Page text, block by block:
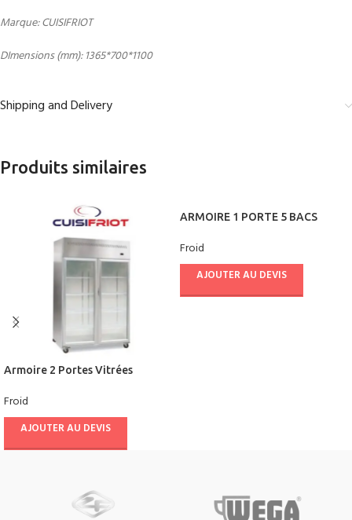
Marque: CUISIFRIOT
DImensions (mm): 1365*700*1100
Shipping and Delivery
Produits similaires
Armoire 2 Portes Vitrées
CUISIFRIOT
Froid
AJOUTER AU DEVIS
ARMOIRE 1 PORTE 5 BACS
POISSON – CUISIFRIOT
Froid
AJOUTER AU DEVIS